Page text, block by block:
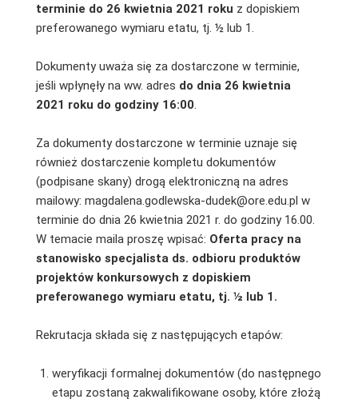
terminie do 26 kwietnia 2021 roku z dopiskiem
preferowanego wymiaru etatu, tj. ½ lub 1.
Dokumenty uważa się za dostarczone w terminie,
jeśli wpłynęły na ww. adres do dnia 26 kwietnia
2021 roku do godziny 16:00.
Za dokumenty dostarczone w terminie uznaje się
również dostarczenie kompletu dokumentów
(podpisane skany) drogą elektroniczną na adres
mailowy: magdalena.godlewska-dudek@ore.edu.pl w
terminie do dnia 26 kwietnia 2021 r. do godziny 16.00.
W temacie maila proszę wpisać: Oferta pracy na
stanowisko specjalista ds. odbioru produktów
projektów konkursowych z dopiskiem
preferowanego wymiaru etatu, tj. ½ lub 1.
Rekrutacja składa się z następujących etapów:
weryfikacji formalnej dokumentów (do następnego
etapu zostaną zakwalifikowane osoby, które złożą